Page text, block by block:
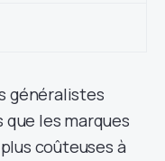
généralistes
les marques
coûteuses à